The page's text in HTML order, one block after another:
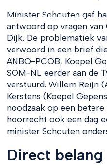
Minister Schouten gaf
antwoord op vragen
Dijk. De problematiek
verwoord in een brief
ANBO-PCOB, Koepel
SOM-NL eerder aan de
verstuurd. Willem Reijn
Kerstens (Koepel
noodzaak op een
hoorrecht ook een dag
minister Schouten
Direct belang